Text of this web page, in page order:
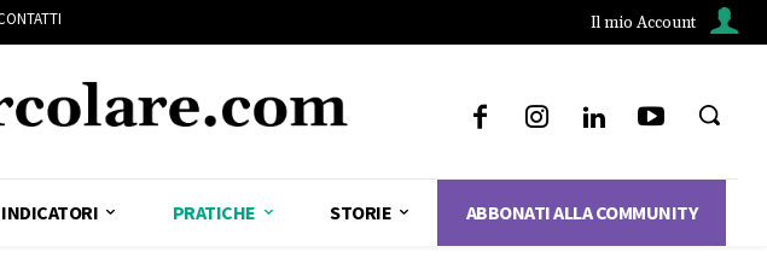
Il mio Account
INDICATORI PRATICHE STORIE ABBONATI ALLA COMMUNITY